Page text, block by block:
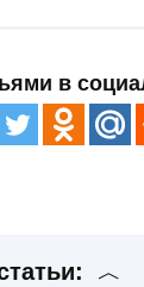
в